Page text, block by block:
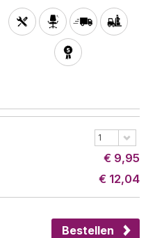
1
€ 9,95
€ 12,04
Bestellen